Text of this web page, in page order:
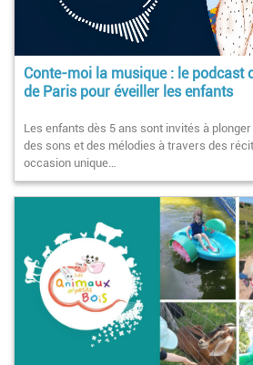
Conte-moi la musique : le podcast
de Paris pour éveiller les enfants
Les enfants dès 5 ans sont invités à
des sons et des mélodies à travers des
occasion unique…